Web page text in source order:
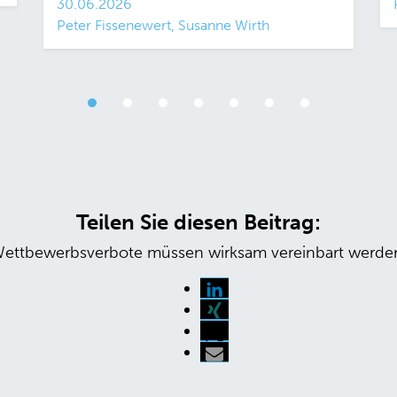
30.06.2026
Peter Fissenewert, Susanne Wirth
Teilen Sie diesen Beitrag:
müssen wirksam vereinbart